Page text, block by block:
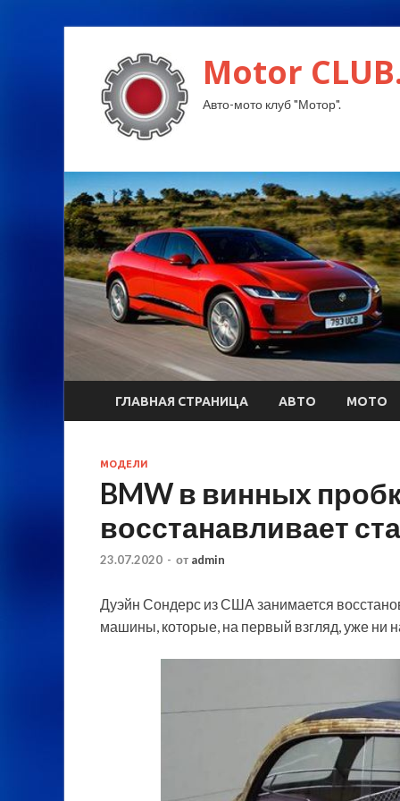
Motor
Авто-мото клуб "Мотор".
ГЛАВНАЯ СТРАНИЦА АВТО МОТО
МОДЕЛИ
BMW в винных
восстанавливает
23.07.2020 - от admin
Дуэйн Сондерс из США занимается
машины, которые, на первый взгляд, уже ни